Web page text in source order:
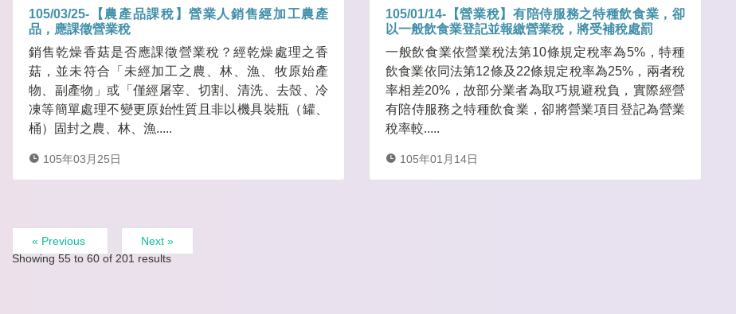
105/03/25-【農產品課稅】營業人銷售經加工農產
品，應課徵營業稅
銷售乾燥香菇是否應課徵營業稅？經乾燥處理之香
菇，並未符合「未經加工之農、林、漁、牧原始產
物、副產物」或「僅經屠宰、切割、清洗、去殼、冷
凍等簡單處理不變更原始性質且非以機具裝瓶（罐、
桶）固封之農、林、漁.....
105年03月25日
105/01/14-【營業稅】有陪侍服務之特種飲食業，卻
以一般飲食業登記並報繳營業稅，將受補稅處罰
一般飲食業依營業稅法第10條規定稅率為5%，特種
飲食業依同法第12條及22條規定稅率為25%，兩者稅
率相差20%，故部分業者為取巧規避稅負，實際經營
有陪侍服務之特種飲食業，卻將營業項目登記為營業
稅率較.....
105年01月14日
« Previous
Next »
Showing 55 to 60 of 201 results